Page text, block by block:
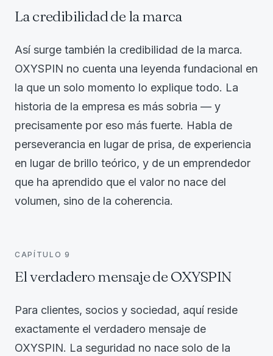
La credibilidad de la marca
Así surge también la credibilidad de la marca.
OXYSPIN no cuenta una leyenda fundacional en
la que un solo momento lo explique todo. La
historia de la empresa es más sobria — y
precisamente por eso más fuerte. Habla de
perseverancia en lugar de prisa, de experiencia
en lugar de brillo teórico, y de un emprendedor
que ha aprendido que el valor no nace del
volumen, sino de la coherencia.
CAPÍTULO 9
El verdadero mensaje de OXYSPIN
Para clientes, socios y sociedad, aquí reside
exactamente el verdadero mensaje de
OXYSPIN. La seguridad no nace solo de la